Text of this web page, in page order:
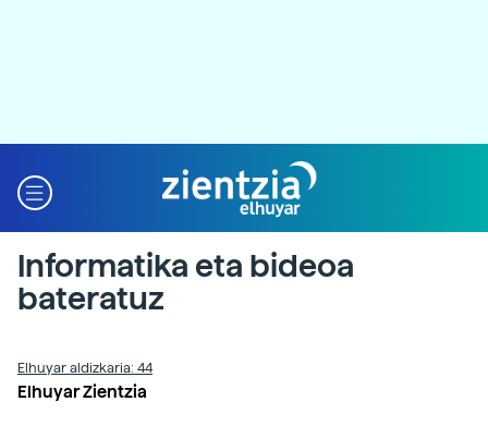
Informatika eta bideoa
bateratuz
Elhuyar aldizkaria: 44
Elhuyar Zientzia